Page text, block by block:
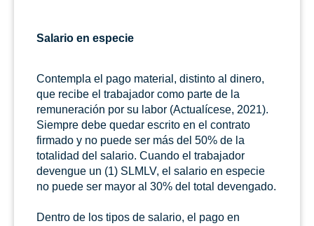
Salario en especie
Contempla el pago material, distinto al dinero,
que recibe el trabajador como parte de la
remuneración por su labor (Actualícese, 2021).
Siempre debe quedar escrito en el contrato
firmado y no puede ser más del 50% de la
totalidad del salario. Cuando el trabajador
devengue un (1) SLMLV, el salario en especie
no puede ser mayor al 30% del total devengado.
Dentro de los tipos de salario, el pago en